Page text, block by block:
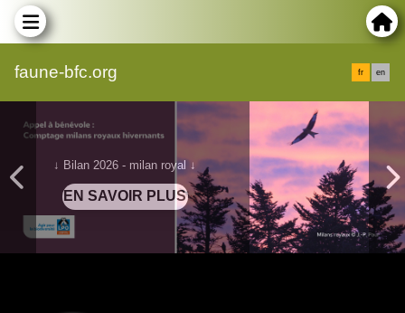
faune-bfc.org fr en
↓ Bilan 2026 - milan royal ↓